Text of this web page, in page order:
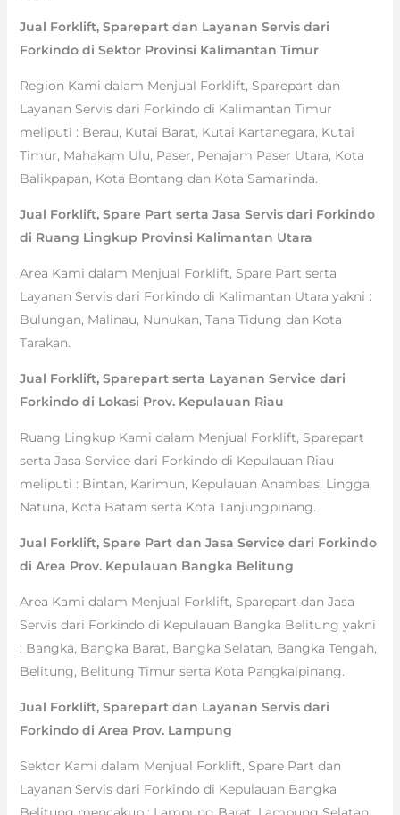
Jual Forklift, Sparepart dan Layanan Servis dari
Forkindo di Sektor Provinsi Kalimantan Timur
Region Kami dalam Menjual Forklift, Sparepart dan
Layanan Servis dari Forkindo di Kalimantan Timur
meliputi : Berau, Kutai Barat, Kutai Kartanegara, Kutai
Timur, Mahakam Ulu, Paser, Penajam Paser Utara, Kota
Balikpapan, Kota Bontang dan Kota Samarinda.
Jual Forklift, Spare Part serta Jasa Servis dari Forkindo
di Ruang Lingkup Provinsi Kalimantan Utara
Area Kami dalam Menjual Forklift, Spare Part serta
Layanan Servis dari Forkindo di Kalimantan Utara yakni :
Bulungan, Malinau, Nunukan, Tana Tidung dan Kota
Tarakan.
Jual Forklift, Sparepart serta Layanan Service dari
Forkindo di Lokasi Prov. Kepulauan Riau
Ruang Lingkup Kami dalam Menjual Forklift, Sparepart
serta Jasa Service dari Forkindo di Kepulauan Riau
meliputi : Bintan, Karimun, Kepulauan Anambas, Lingga,
Natuna, Kota Batam serta Kota Tanjungpinang.
Jual Forklift, Spare Part dan Jasa Service dari Forkindo
di Area Prov. Kepulauan Bangka Belitung
Area Kami dalam Menjual Forklift, Sparepart dan Jasa
Servis dari Forkindo di Kepulauan Bangka Belitung yakni
: Bangka, Bangka Barat, Bangka Selatan, Bangka Tengah,
Belitung, Belitung Timur serta Kota Pangkalpinang.
Jual Forklift, Sparepart dan Layanan Servis dari
Forkindo di Area Prov. Lampung
Sektor Kami dalam Menjual Forklift, Spare Part dan
Layanan Servis dari Forkindo di Kepulauan Bangka